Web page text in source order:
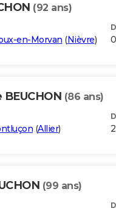
(92 ans)
en-Morvan (Nièvre)
(86 ans)
(Allier)
(99 ans)